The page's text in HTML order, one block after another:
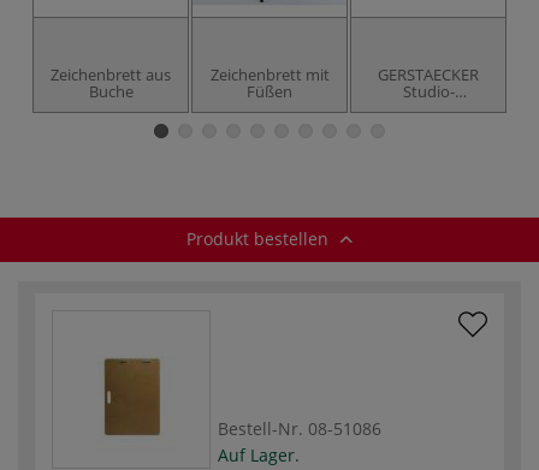
Zeichenbrett aus
Buche
Zeichenbrett mit
Füßen
GERSTAECKER
Studio-
Zeichenkarton
Produkt bestellen
Bestell-Nr. 08-51086
Auf Lager.